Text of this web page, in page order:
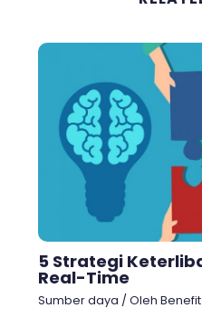
5 Strategi
Real-Time
Sumber daya / Oleh